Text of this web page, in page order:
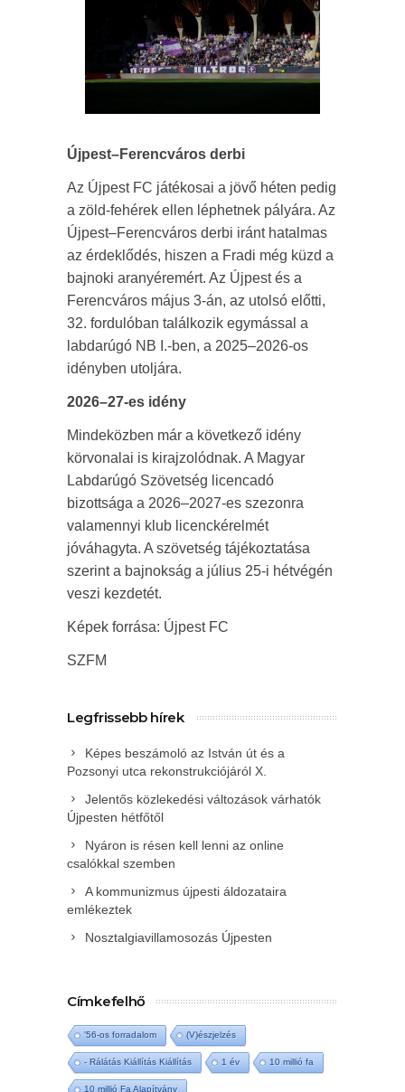
Újpest–Ferencváros derbi
Az Újpest FC játékosai a jövő héten pedig
a zöld-fehérek ellen léphetnek pályára. Az
Újpest–Ferencváros derbi iránt hatalmas
az érdeklődés, hiszen a Fradi még küzd a
bajnoki aranyéremért. Az Újpest és a
Ferencváros május 3-án, az utolsó előtti,
32. fordulóban találkozik egymással a
labdarúgó NB I.-ben, a 2025–2026-os
idényben utoljára.
2026–27-es idény
Mindeközben már a következő idény
körvonalai is kirajzolódnak. A Magyar
Labdarúgó Szövetség licencadó
bizottsága a 2026–2027-es szezonra
valamennyi klub licenckérelmét
jóváhagyta. A szövetség tájékoztatása
szerint a bajnokság a július 25-i hétvégén
veszi kezdetét.
Képek forrása: Újpest FC
SZFM
Legfrissebb hírek
Képes beszámoló az István út és a
Pozsonyi utca rekonstrukciójáról X.
Jelentős közlekedési változások várhatók
Újpesten hétfőtől
Nyáron is résen kell lenni az online
csalókkal szemben
A kommunizmus újpesti áldozataira
emlékeztek
Nosztalgiavillamosozás Újpesten
Címkefelhő
'56-os forradalom (V)észjelzés
- Rálátás Kiállítás Kiállítás 1 év 10 millió fa
10 millió Fa Alapítvány